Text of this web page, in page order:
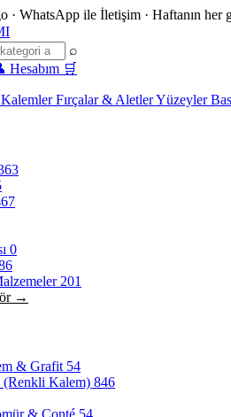
· WhatsApp ile İletişim · Haftanın her
⌕
Hesabım 🛒
Fırçalar & AletlerYüzeyler
0
201
→
& Grafit 54
Kalem) 846
& Conté 54